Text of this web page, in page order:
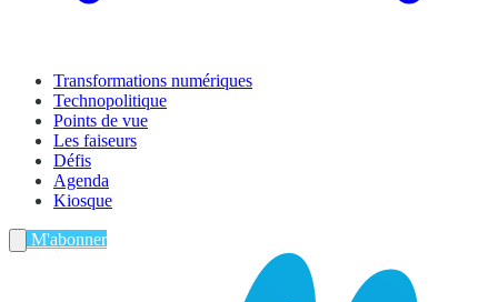
Transformations numériques
Technopolitique
Points de vue
Les faiseurs
Défis
Agenda
Kiosque
M'abonner